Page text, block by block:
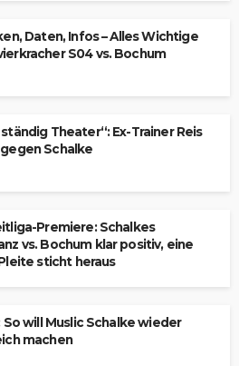
Daten, Infos – Alles Wichtige
S04 vs. Bochum
ständig Theater“: Ex-Trainer Reis
Schalke
Premiere: Schalkes
vs. Bochum klar positiv, eine
sticht heraus
So will Muslic Schalke wieder
machen